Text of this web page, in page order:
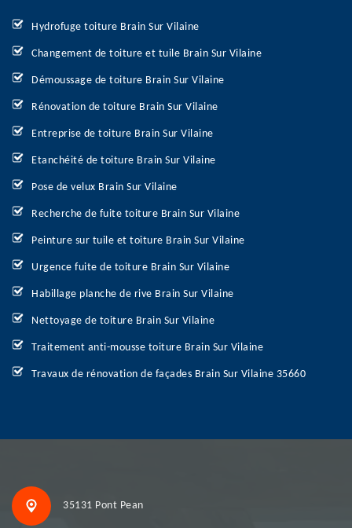
Hydrofuge toiture Brain Sur Vilaine
Changement de toiture et tuile Brain Sur Vilaine
Démoussage de toiture Brain Sur Vilaine
Rénovation de toiture Brain Sur Vilaine
Entreprise de toiture Brain Sur Vilaine
Etanchéité de toiture Brain Sur Vilaine
Pose de velux Brain Sur Vilaine
Recherche de fuite toiture Brain Sur Vilaine
Peinture sur tuile et toiture Brain Sur Vilaine
Urgence fuite de toiture Brain Sur Vilaine
Habillage planche de rive Brain Sur Vilaine
Nettoyage de toiture Brain Sur Vilaine
Traitement anti-mousse toiture Brain Sur Vilaine
Travaux de rénovation de façades Brain Sur Vilaine 35660
35131 Pont Pean